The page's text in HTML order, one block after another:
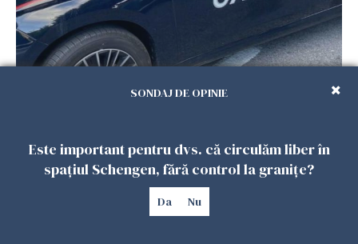
singuri în casă pentru a merge la mall. Vecinii
SONDAJ DE OPINIE
Este important pentru dvs. că circulăm liber în
spațiul Schengen, fără control la granițe?
Da Nu